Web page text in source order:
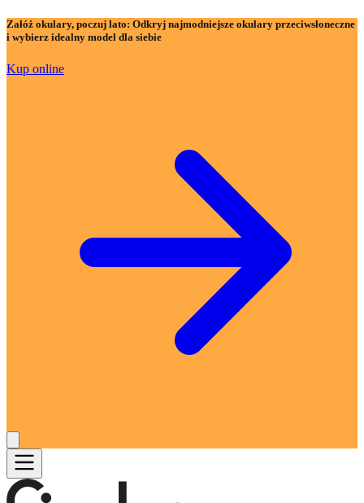
Załóż okulary, poczuj lato: Odkryj najmodniejsze okulary przeciwsłoneczne
i wybierz idealny model dla siebie
Kup online